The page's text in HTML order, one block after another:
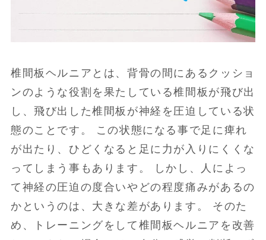
椎間板ヘルニアとは、背骨の間にあるクッショ
ンのような役割を果たしている椎間板が飛び出
し、飛び出した椎間板が神経を圧迫している状
態のことです。 この状態になる事で足に痺れ
が出たり、ひどくなると足に力が入りにくくな
ってしまう事もあります。 しかし、人によっ
て神経の圧迫の度合いやどの程度痛みがあるの
かというのは、大きな差があります。 そのた
め、トレーニングをして椎間板ヘルニアを改善